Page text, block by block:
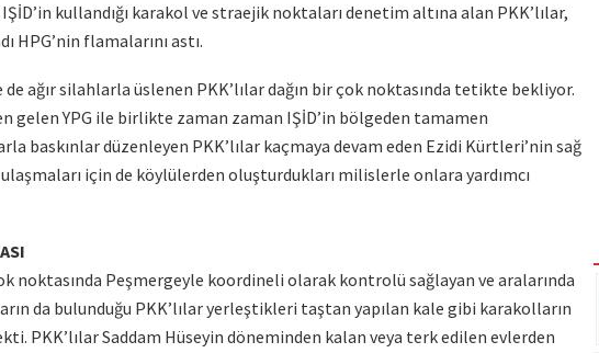
kullandığı karakol ve straejik noktaları denetim altına alan PKK’lılar,
HPG’nin flamalarını astı.
ağır silahlarla üslenen PKK’lılar dağın bir çok noktasında tetikte bekliyor.
gelen YPG ile birlikte zaman zaman IŞİD’in bölgeden tamamen
baskınlar düzenleyen PKK’lılar kaçmaya devam eden Ezidi Kürtleri’nin sağ
için de köylülerden oluşturdukları milislerle onlara yardımcı
noktasında Peşmergeyle koordineli olarak kontrolü sağlayan ve aralarında
da bulunduğu PKK’lılar yerleştikleri taştan yapılan kale gibi karakolların
PKK’lılar Saddam Hüseyin döneminden kalan veya terk edilen evlerden